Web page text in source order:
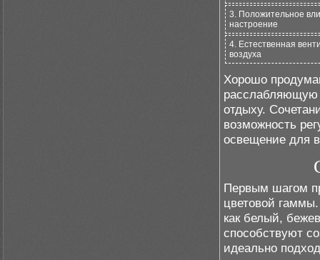
3. Положительное
настроение
4. Естественная
воздуха
Хорошо
расслабляющую
отдыху.
возможность
освещение для
Первым шагом
цветовой
как белый,
способствуют
идеально